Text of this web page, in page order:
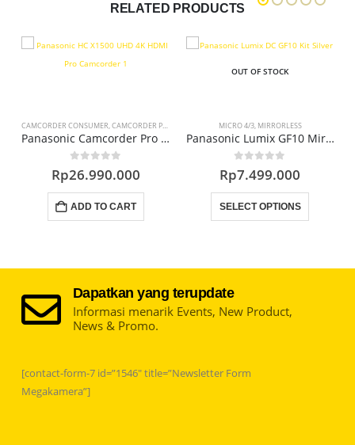
RELATED PRODUCTS
CAMCORDER CONSUMER,CAMCORDER PROFESSIONAL
Panasonic Camcorder Pro HC-X1500
0 out of 5
Rp26.990.000
ADD TO CART
OUT OF STOCK
MICRO 4/3, MIRRORLESS
Panasonic Lumix GF10 Mirrorless Camera
0out of 5
Rp7.499.000
SELECT OPTIONS
This product has multiple variants. The options may be chosen on the product page
Dapatkan yang terupdate
Informasi menarik Events, New Product,
News & Promo.
[contact-form-7 id=”1546″ title=”Newsletter Form
Megakamera”]